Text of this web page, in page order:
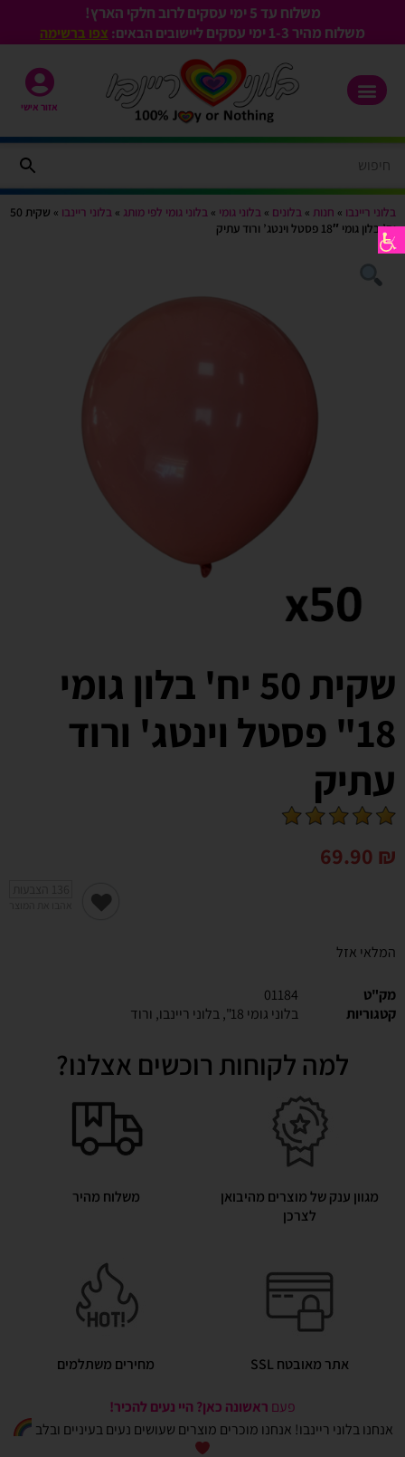
משלוח עד 5 ימי עסקים לרוב חלקי הארץ!
משלוח מהיר 1-3
ימי עסקים ליישובים הבאים: צפו ברשימה
אזור אישי
בלוני ריינבו » חנות » בלונים » בלוני גומי » בלוני גומי לפי מותג » בלוני ריינבו »
שקית 50
יח’ בלון גומי 18″ פסטל וינטג’ ורוד עתיק
שקית 50 יח' בלון גומי
18" פסטל וינטג' ורוד
עתיק
69.90 ₪
המלאי אזל
מק"ט
01184
קטגוריות
בלוני גומי 18" ,בלוני ריינבו, ורוד
למה לקוחות רוכשים אצלנו?
מגוון ענק של מוצרים מהיבואן
לצרכן
משלוח מהיר
אתר מאובטח SSL מחירים משתלמים
פעם ראשונה כאן? היי נעים להכיר!
אנחנו בלוני ריינבו! אנחנו מוכרים מוצרים שעושים נעים בעיניים ובלב